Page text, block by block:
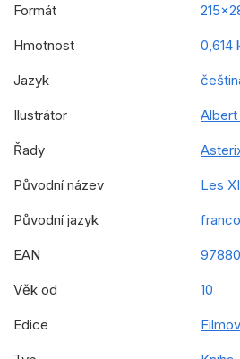
Formát
Hmotnost 0,614
Jazyk
Ilustrátor
Řady
Původní název Les
Původní jazyk
EAN
Věk od 10
Edice